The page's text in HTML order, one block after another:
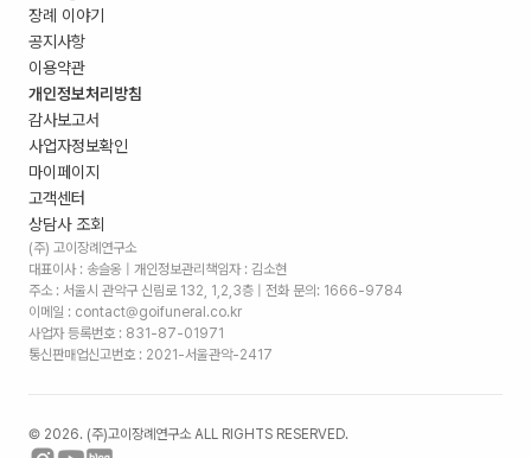
장례 이야기
공지사항
이용약관
개인정보처리방침
감사보고서
사업자정보확인
마이페이지
고객센터
상담사 조회
(주) 고이장례연구소
대표이사 : 송슬옹 | 개인정보관리책임자 : 김소현
주소 : 서울시 관악구 신림로 132, 1,2,3층 | 전화 문의: 1666-9784
이메일 : contact@goifuneral.co.kr
사업자 등록번호 : 831-87-01971
통신판매업신고번호 : 2021-서울관악-2417
© 2026. (주)고이장례연구소 ALL RIGHTS RESERVED.